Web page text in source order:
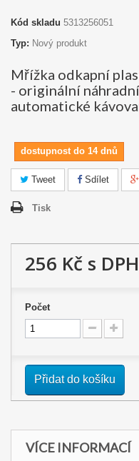
Kód skladu 5313256051
Typ: Nový produkt
Mřížka odkapní
- originální
automatické
dostupnost do 14 dnů
Tweet Sdílet
Tisk
256 Kč s DPH
Počet
Přidat do košíku
VÍCE INFORMACÍ